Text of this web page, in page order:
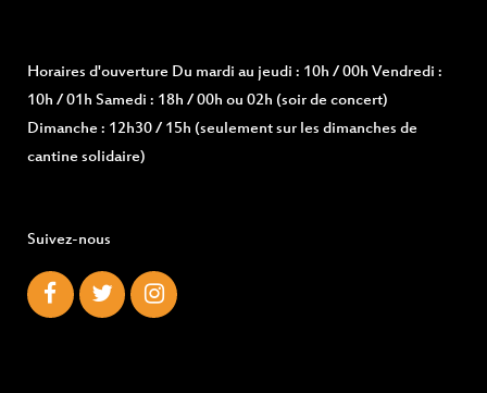
Horaires d'ouverture Du mardi au jeudi : 10h / 00h Vendredi :
10h / 01h Samedi : 18h / 00h ou 02h (soir de concert)
Dimanche : 12h30 / 15h (seulement sur les dimanches de
cantine solidaire)
Suivez-nous